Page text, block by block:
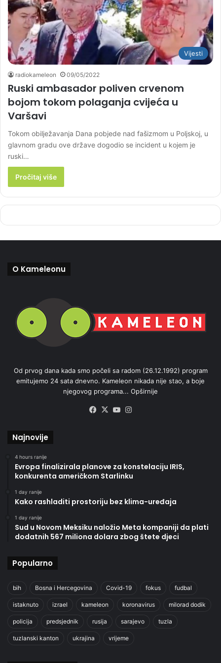
Vijesti
radiokameleon 09/05/2022
Ruski ambasador poliven crvenom
bojom tokom polaganja cvijeća u
Varšavi
Tokom obilježavanja Dana pobjede nad fašizmom u Poljskoj, u
glavnom gradu ove države dogodio se incident u kojem je
ruski…
Pročitaj više
O Kameleonu
Od prvog dana kada smo počeli sa radom (26.12.1992) program
emitujemo 24 sata dnevno. Kameleon nikada nije stao, a boje
njegovog programa... Opširnije
Facebook
X YouTube
Najnovije
4 hours ranije
Evropa finalizirala planove za konstelaciju IRIS,
konkurenta američkom Starlinku
1 day ranije
Kako rashladiti prostoriju bez klima-uređaja
1 day ranije
Sud u Novom Meksiku naložio Meta kompaniji da plati
dodatnih 567 miliona dolara zbog štete djeci
Popularno
bih Bosna i Hercegovina Covid-19 fokus fudbal
istaknuto izrael kameleon koronavirus milorad dodik
policija predsjednik rusija sarajevo tuzla
tuzlanski kanton ukrajina vrijeme